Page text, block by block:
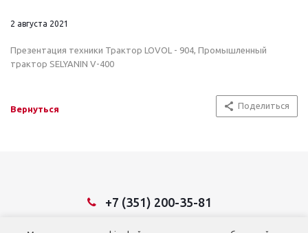
2 августа 2021
Презентация техники Трактор LOVOL - 904, Промышленный
трактор SELYANIN V-400
Вернуться Поделиться
+7 (351) 200-35-81